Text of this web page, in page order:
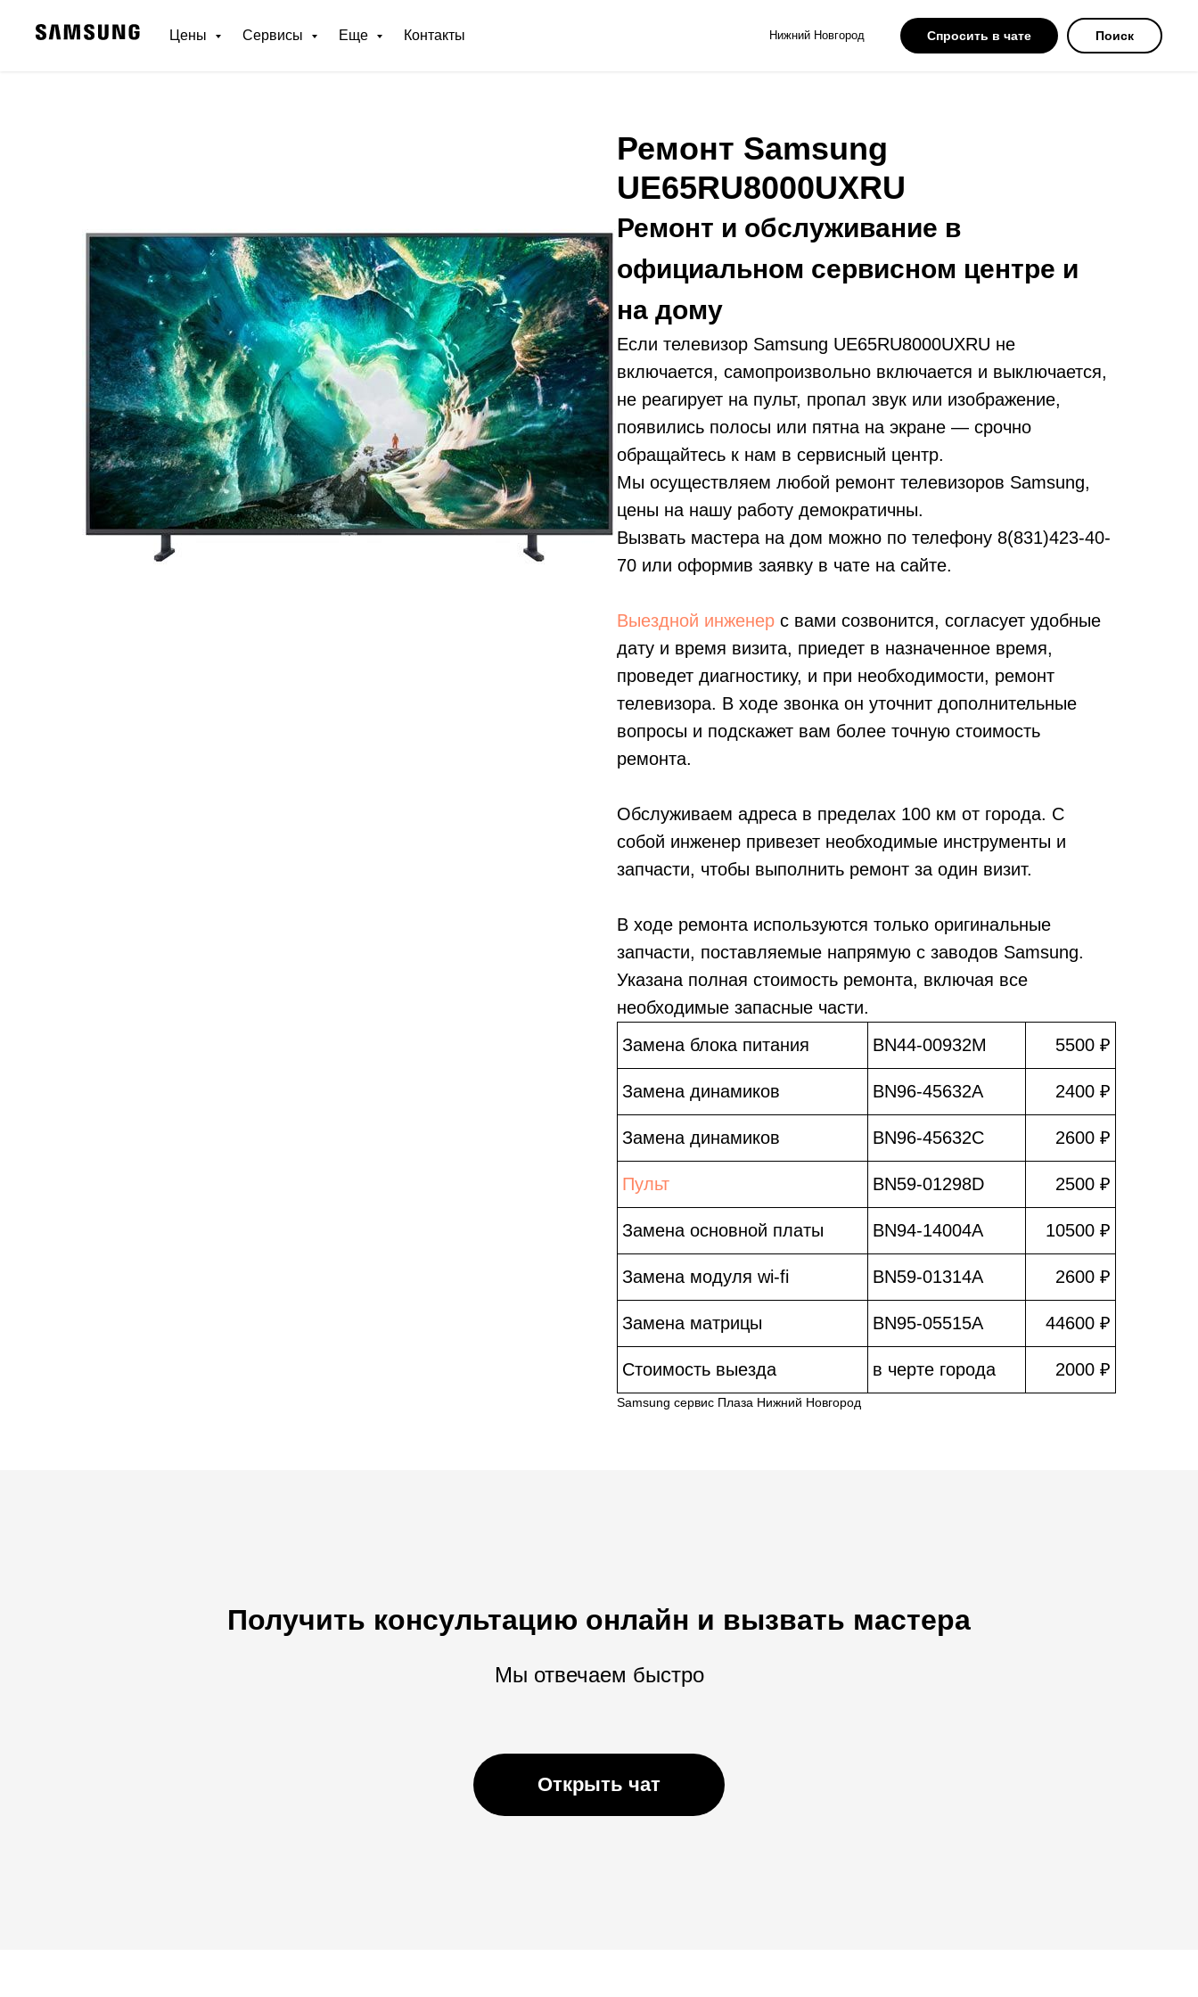
Цены Сервисы Еще Контакты Нижний Новгород Спросить в чате Поиск
Ремонт Samsung
UE65RU8000UXRU
Ремонт и обслуживание в
официальном сервисном центре и
на дому
Если телевизор Samsung UE65RU8000UXRU не
включается, самопроизвольно включается и выключается,
не реагирует на пульт, пропал звук или изображение,
появились полосы или пятна на экране — срочно
обращайтесь к нам в сервисный центр.
Мы осуществляем любой ремонт телевизоров Samsung,
цены на нашу работу демократичны.
Вызвать мастера на дом можно по телефону 8(831)423-40-
70 или оформив заявку в чате на сайте.
Выездной инженер с вами созвонится, согласует удобные
дату и время визита, приедет в назначенное время,
проведет диагностику, и при необходимости, ремонт
телевизора. В ходе звонка он уточнит дополнительные
вопросы и подскажет вам более точную стоимость
ремонта.
Обслуживаем адреса в пределах 100 км от города. С
собой инженер привезет необходимые инструменты и
запчасти, чтобы выполнить ремонт за один визит.
В ходе ремонта используются только оригинальные
запчасти, поставляемые напрямую с заводов Samsung.
Указана полная стоимость ремонта, включая все
необходимые запасные части.
Замена блока питания
BN44-00932M 5500 ₽
Замена динамиков BN96-45632A 2400 ₽
Замена динамиков BN96-45632C 2600 ₽
Пульт BN59-01298D 2500 ₽
Замена основной платы BN94-14004A 10500 ₽
Замена модуля wi-fi BN59-01314A 2600 ₽
Замена матрицы BN95-05515A 44600 ₽
Стоимость выезда в черте города 2000 ₽
Samsung сервис Плаза Нижний Новгород
Получить консультацию онлайн и вызвать мастера
Мы отвечаем быстро
Открыть чат